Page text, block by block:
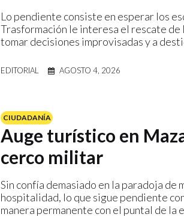
Lo pendiente consiste en esperar los
Trasformación le interesa el rescate
tomar decisiones improvisadas y a
EDITORIAL AGOSTO 4, 2026
CIUDADANÍA
Auge turístico en
cerco militar
Sin confía demasiado en la paradoja de
hospitalidad, lo que sigue pendiente
manera permanente con el puntal de